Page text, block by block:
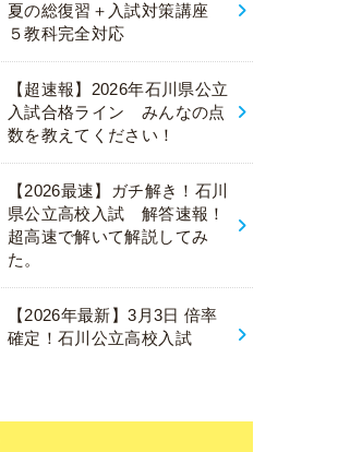
夏の総復習＋入試対策講座
５教科完全対応
【超速報】2026年石川県公立
入試合格ライン みんなの点
数を教えてください！
【2026最速】ガチ解き！石川
県公立高校入試 解答速報！
超高速で解いて解説してみ
た。
【2026年最新】3月3日 倍率
確定！石川公立高校入試